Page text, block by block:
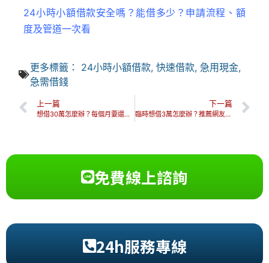
24小時小額借款安全嗎？能借多少？申請流程、額
度及管道一次看
更多標籤： 24小時小額借款,快速借款,急用現金,
急需借錢
上一篇
想借30萬怎麼辦？每個月要還多少？推薦的小額借款管道＆方案！
下一篇
臨時想借3萬怎麼辦？推薦網友常用的5種借錢管道方法總整理！
免費線上諮詢
24h服務專線